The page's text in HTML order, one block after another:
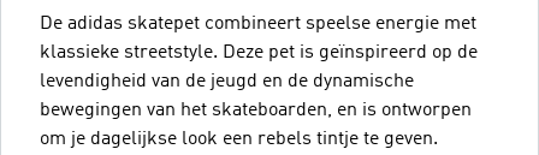
De adidas skatepet combineert speelse energie met
klassieke streetstyle. Deze pet is geïnspireerd op de
levendigheid van de jeugd en de dynamische
bewegingen van het skateboarden, en is ontworpen
om je dagelijkse look een rebels tintje te geven.